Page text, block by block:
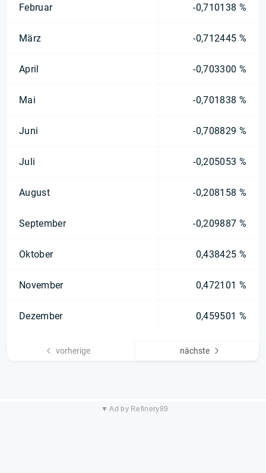
Februar -0,710138 %
März -0,712445 %
April -0,703300 %
Mai -0,701838 %
Juni -0,708829 %
Juli -0,205053 %
August -0,208158 %
September -0,209887 %
Oktober 0,438425 %
November 0,472101 %
Dezember 0,459501 %
vorherige nächste
▼ Ad by Refinery89